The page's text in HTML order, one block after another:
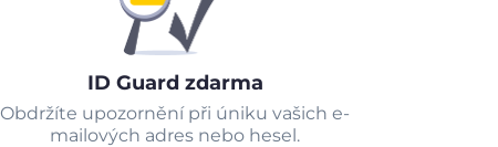
ID Guard zdarma
Obdržíte upozornění při úniku vašich e-
mailových adres nebo hesel.